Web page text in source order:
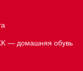
— домашняя обувь